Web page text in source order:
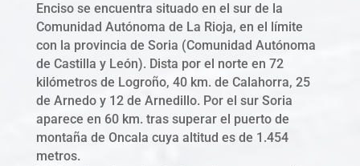
Enciso se encuentra situado en el sur de la
Comunidad Autónoma de La Rioja, en el límite
con la provincia de Soria (Comunidad Autónoma
de Castilla y León). Dista por el norte en 72
kilómetros de Logroño, 40 km. de Calahorra, 25
de Arnedo y 12 de Arnedillo. Por el sur Soria
aparece en 60 km. tras superar el puerto de
montaña de Oncala cuya altitud es de 1.454
metros.